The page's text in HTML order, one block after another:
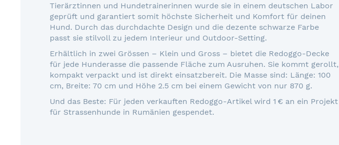
Tierärztinnen und Hundetrainerinnen wurde sie in einem deutschen Labor
geprüft und garantiert somit höchste Sicherheit und Komfort für deinen
Hund. Durch das durchdachte Design und die dezente schwarze Farbe
passt sie stilvoll zu jedem Interieur und Outdoor-Setting.
Erhältlich in zwei Grössen – Klein und Gross – bietet die Redoggo-Decke
für jede Hunderasse die passende Fläche zum Ausruhen. Sie kommt gerollt,
kompakt verpackt und ist direkt einsatzbereit. Die Masse sind: Länge: 100
cm, Breite: 70 cm und Höhe 2.5 cm bei einem Gewicht von nur 870 g.
Und das Beste: Für jeden verkauften Redoggo-Artikel wird 1 € an ein Projekt
für Strassenhunde in Rumänien gespendet.